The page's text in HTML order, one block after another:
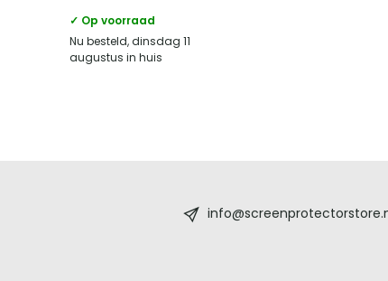
✓ Op voorraad
Nu besteld, dinsdag 11
augustus in huis